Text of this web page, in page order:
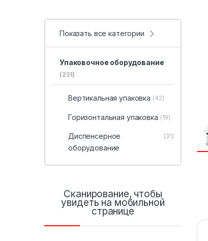
Показать все категории
Упаковочное оборудование
(231)
Вертикальная упаковка (42)
Горизонтальная упаковка (19)
Диспенсерное
оборудование
(31)
Сканирование, чтобы
увидеть на мобильной
странице